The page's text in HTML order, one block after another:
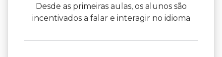
Desde as primeiras aulas, os alunos são
incentivados a falar e interagir no idioma